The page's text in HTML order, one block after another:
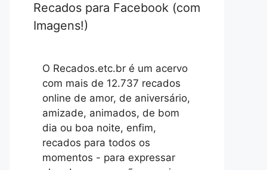
Recados para Facebook (com
Imagens!)
O Recados.etc.br é um acervo
com mais de 12.737 recados
online de amor, de aniversário,
amizade, animados, de bom
dia ou boa noite, enfim,
recados para todos os
momentos - para expressar